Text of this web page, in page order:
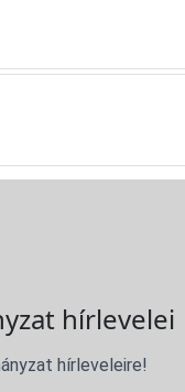
hírlevelei
hírleveleire!